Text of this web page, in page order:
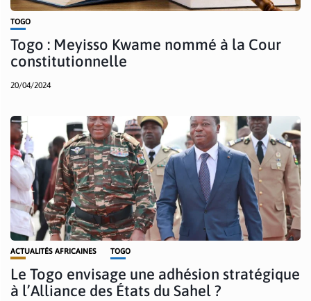
TOGO
Togo : Meyisso Kwame nommé à la Cour
constitutionnelle
20/04/2024
ACTUALITÉS AFRICAINES TOGO
Le Togo envisage une adhésion stratégique
à l’Alliance des États du Sahel ?